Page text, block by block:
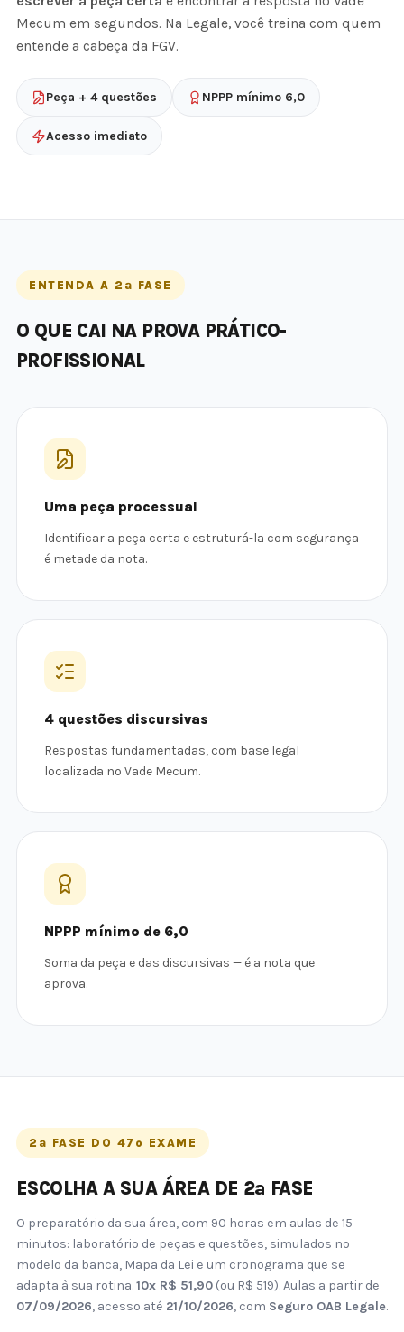
Mecum em segundos. Na Legale, você treina com quem
entende a cabeça da FGV.
Peça + 4 questões NPPP mínimo 6,0
Acesso imediato
ENTENDA A 2ª FASE
O QUE CAI NA PROVA PRÁTICO-
PROFISSIONAL
Uma peça processual
Identificar a peça certa e estruturá-la com segurança
é metade da nota.
4 questões discursivas
Respostas fundamentadas, com base legal
localizada no Vade Mecum.
NPPP mínimo de 6,0
Soma da peça e das discursivas — é a nota que
aprova.
2ª FASE DO 47º EXAME
ESCOLHA A SUA ÁREA DE 2ª FASE
O preparatório da sua área, com 90 horas em aulas de 15
minutos: laboratório de peças e questões, simulados no
modelo da banca, Mapa da Lei e um cronograma que se
adapta à sua rotina.10x R$ 51,90 (ou R$ 519). Aulas a partir de
07/09/2026, acesso até 21/10/2026, com Seguro OAB Legale.